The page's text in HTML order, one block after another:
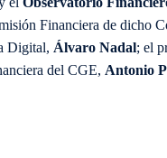
Financiera de dicho
Digital, Álvaro Nadal; el
del CGE, Antonio